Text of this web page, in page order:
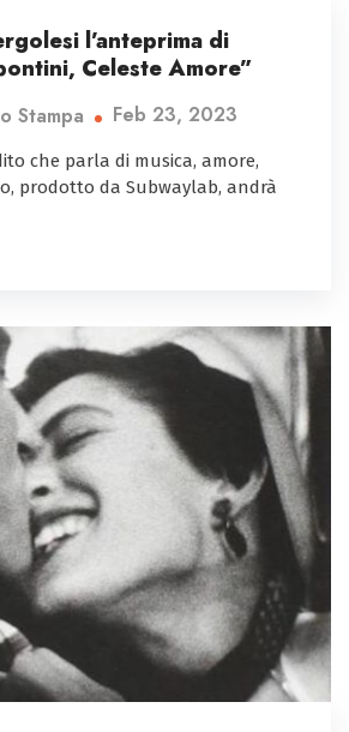
l’anteprima di
Celeste Amore”
Stampa Feb 23, 2023
che parla di musica, amore,
prodotto da Subwaylab, andrà